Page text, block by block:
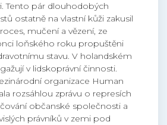
Tento pár dlouhodobých
ostatně na vlastní kůži zakusil
mučení a vězení, ze
loňského roku propuštěni
stavu. V holandském
v lidskoprávní činnosti.
organizace Human
rozsáhlou zprávu o represích
občanské společnosti a
právníků v zemi pod